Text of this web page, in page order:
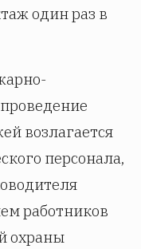
один раз в
возлагается
персонала,
работников
охраны